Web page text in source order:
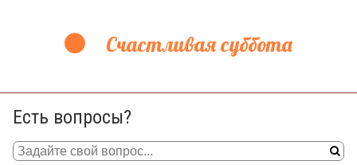
Счастливая суббота
Есть вопросы?